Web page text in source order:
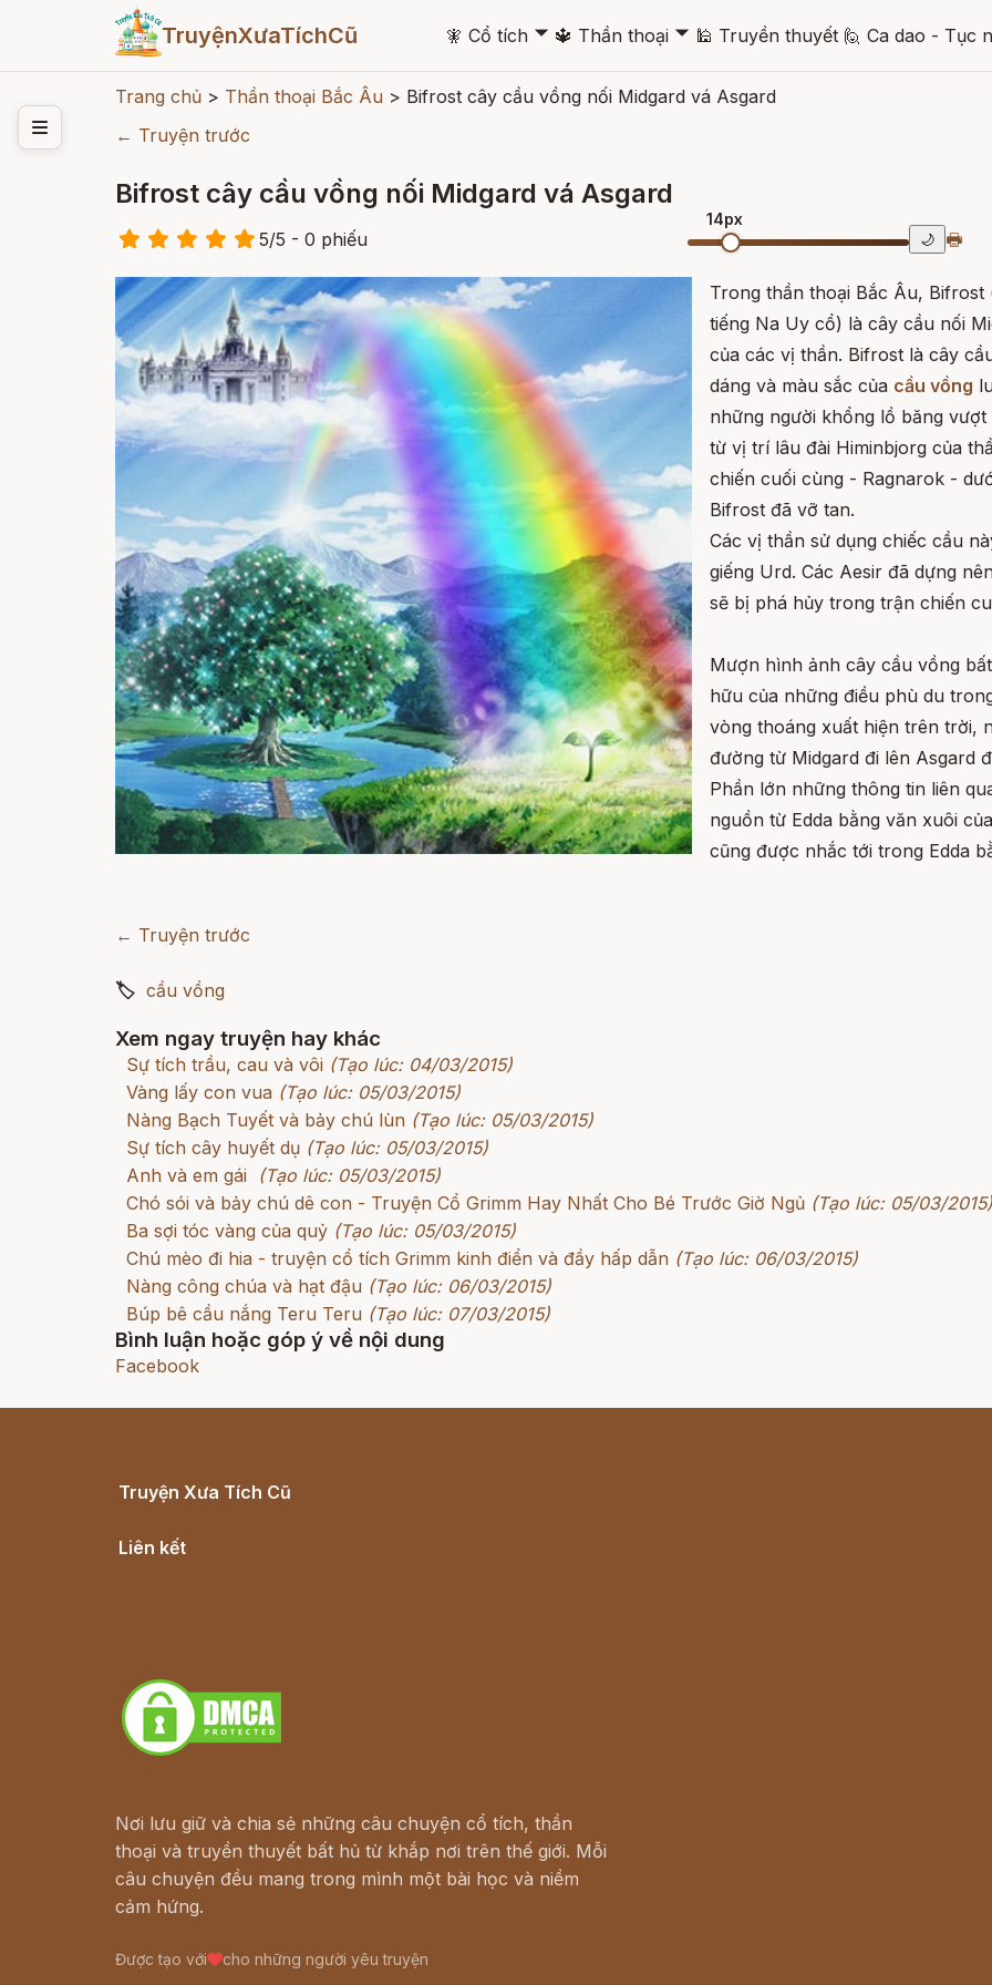
TruyệnXưaTíchCũ 🧚 Cổ tích 🞃 🔱 Thần thoại 🞃 🕌 Truyền thuyết 🙋 Ca dao - Tục
Trang chủ > Thần thoại Bắc Âu > Bifrost cây cầu vồng nối Midgard vá Asgard
← Truyện trước
Bifrost cây cầu vồng nối Midgard vá Asgard
5/5 - 0 phiếu
14px
🌙 🖶
Trong thần thoại Bắc Âu,
tiếng Na Uy cổ) là cây cầu nối
của các vị thần. Bifrost là cây
dáng và màu sắc của cầu vồng
những người khổng lồ băng
từ vị trí lâu đài Himinbjorg của
chiến cuối cùng - Ragnarok -
Bifrost đã vỡ tan.
Các vị thần sử dụng chiếc cầu
giếng Urd. Các Aesir đã dựng
sẽ bị phá hủy trong trận chiến
Mượn hình ảnh cây cầu vồng
hữu của những điều phù du
vòng thoáng xuất hiện trên trời,
đường từ Midgard đi lên Asgard
Phần lớn những thông tin liên
nguồn từ Edda bằng văn xuôi
cũng được nhắc tới trong Edda
← Truyện trước
🏷 cầu vồng
Xem ngay truyện hay khác
Sự tích trầu, cau và vôi (Tạo lúc: 04/03/2015)
Vàng lấy con vua (Tạo lúc: 05/03/2015)
Nàng Bạch Tuyết và bảy chú lùn (Tạo lúc: 05/03/2015)
Sự tích cây huyết dụ (Tạo lúc: 05/03/2015)
Anh và em gái
(Tạo lúc: 05/03/2015)
Chó sói và bảy chú dê con - Truyện Cổ Grimm Hay Nhất Cho Bé Trước Giờ Ngủ (Tạo lúc: 05/03/2015)
Ba sợi tóc vàng của quỷ (Tạo lúc: 05/03/2015)
Chú mèo đi hia - truyện cổ tích Grimm kinh điển và đầy hấp dẫn (Tạo lúc: 06/03/2015)
Nàng công chúa và hạt đậu (Tạo lúc: 06/03/2015)
Búp bê cầu nắng Teru Teru (Tạo lúc: 07/03/2015)
Bình luận hoặc góp ý về nội dung
Facebook
Truyện Xưa Tích Cũ
Liên kết
Nơi lưu giữ và chia sẻ những câu chuyện cổ tích, thần
thoại và truyền thuyết bất hủ từ khắp nơi trên thế giới. Mỗi
câu chuyện đều mang trong mình một bài học và niềm
cảm hứng.
Được tạo với cho những người yêu truyện